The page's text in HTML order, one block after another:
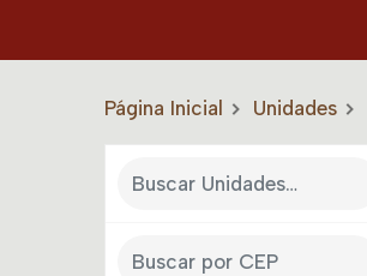
Página Inicial Unidades